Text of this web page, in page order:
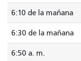
6:10 de la mañana
6:30 de la mañana
6:50 a. m.